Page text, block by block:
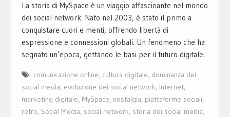
La storia di MySpace è un viaggio affascinante nel mondo
dei social network. Nato nel 2003, è stato il primo a
conquistare cuori e menti, offrendo libertà di
espressione e connessioni globali. Un fenomeno che ha
segnato un’epoca, gettando le basi per il futuro digitale.
comunicazione online, cultura digitale, dominanza dei
social media, evoluzione dei social network, Internet,
marketing digitale, MySpace, nostalgia, piattaforme sociali,
retro, Social Media, social network, storia dei social media,